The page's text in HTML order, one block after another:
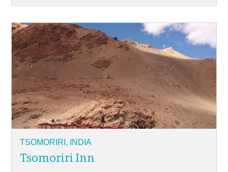
TSOMORIRI, INDIA
Tsomoriri Inn